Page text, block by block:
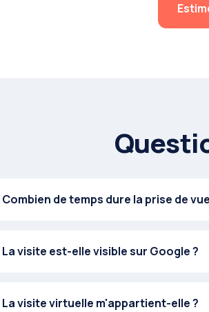
Combien de temps dure la prise de
La visite est-elle visible sur Google ?
La visite virtuelle m'appartient-elle ?